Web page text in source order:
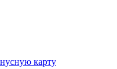
карту